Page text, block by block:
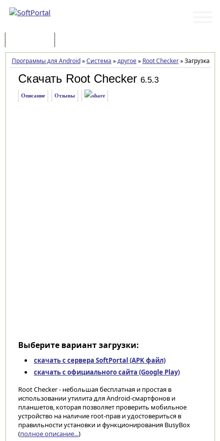
Программы для Android»Система »другое» Root Checker»Загрузка
Скачать Root Checker 6.5.3
Описание Отзывы
Выберите вариант загрузки:
скачать с сервера SoftPortal (APK файл)
скачать с официального сайта (Google Play)
Root Checker - небольшая бесплатная и простая в
использовании утилита для Android-смартфонов и
планшетов, которая позволяет проверить мобильное
устройство на наличие root-прав и удостовериться в
правильности установки и функционирования BusyBox
(полное описание...)